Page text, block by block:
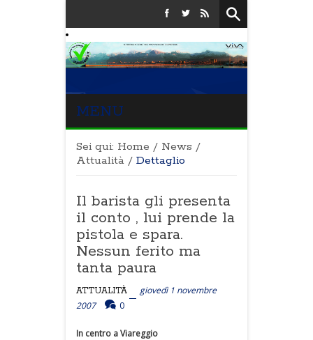
MENU
Sei qui: Home / News /
Attualità / Dettaglio
Il barista gli presenta
il conto , lui prende la
pistola e spara.
Nessun ferito ma
tanta paura
ATTUALITÀ
giovedì 1 novembre
2007
0
In centro a Viareggio